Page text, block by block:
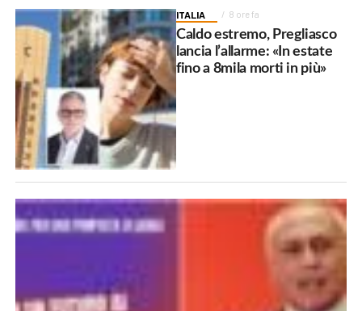
ITALIA 8 ore fa
Caldo estremo, Pregliasco
lancia l’allarme: «In estate
fino a 8mila morti in più»